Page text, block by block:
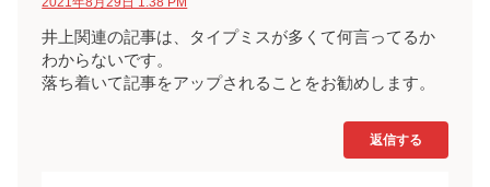
井上関連の記事は、タイプミスが多くて何言ってるか
わからないです。
落ち着いて記事をアップされることをお勧めします。
返信する